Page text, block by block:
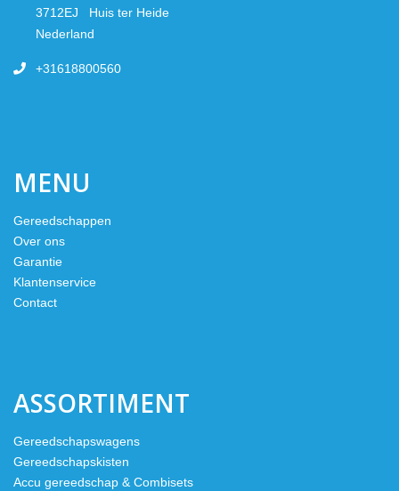
3712EJ Huis ter Heide
Nederland
+31618800560
MENU
Gereedschappen
Over ons
Garantie
Klantenservice
Contact
ASSORTIMENT
Gereedschapswagens
Gereedschapskisten
Accu gereedschap & Combisets